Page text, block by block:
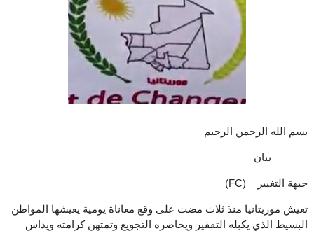
بسم الله الرحمن الرحيم
بيان
جبهة التغيير (FC)
تعيش موريتانيا منذ ثلاث مضت على وقع معاناة يومية يعيشها المواطن
البسيط الذي يكبله التفقير ويحاصره التجويع وتمتهن كرامته ويداس